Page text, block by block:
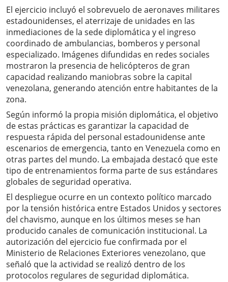
El ejercicio incluyó el sobrevuelo de aeronaves militares
estadounidenses, el aterrizaje de unidades en las
inmediaciones de la sede diplomática y el ingreso
coordinado de ambulancias, bomberos y personal
especializado. Imágenes difundidas en redes sociales
mostraron la presencia de helicópteros de gran
capacidad realizando maniobras sobre la capital
venezolana, generando atención entre habitantes de la
zona.
Según informó la propia misión diplomática, el objetivo
de estas prácticas es garantizar la capacidad de
respuesta rápida del personal estadounidense ante
escenarios de emergencia, tanto en Venezuela como en
otras partes del mundo. La embajada destacó que este
tipo de entrenamientos forma parte de sus estándares
globales de seguridad operativa.
El despliegue ocurre en un contexto político marcado
por la tensión histórica entre Estados Unidos y sectores
del chavismo, aunque en los últimos meses se han
producido canales de comunicación institucional. La
autorización del ejercicio fue confirmada por el
Ministerio de Relaciones Exteriores venezolano, que
señaló que la actividad se realizó dentro de los
protocolos regulares de seguridad diplomática.